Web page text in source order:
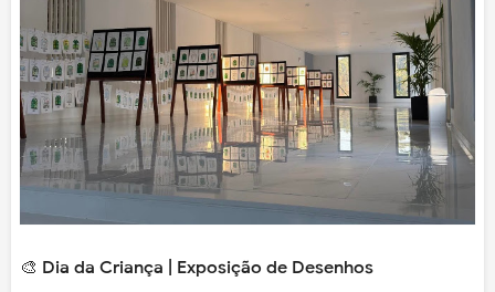
🎨 Dia da Criança | Exposição de Desenhos